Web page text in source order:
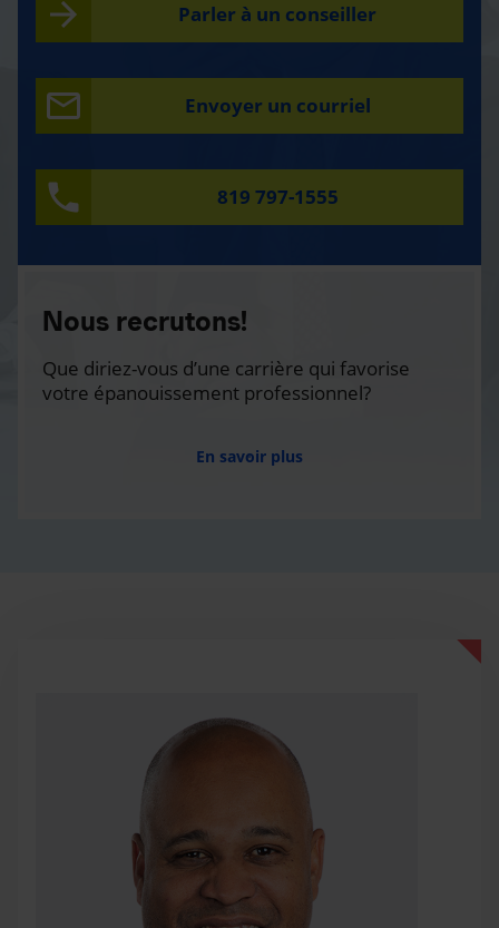
Parler à un conseiller
Envoyer un courriel
819 797-1555
Nous recrutons!
Que diriez-vous d’une carrière qui favorise
votre épanouissement professionnel?
En savoir plus